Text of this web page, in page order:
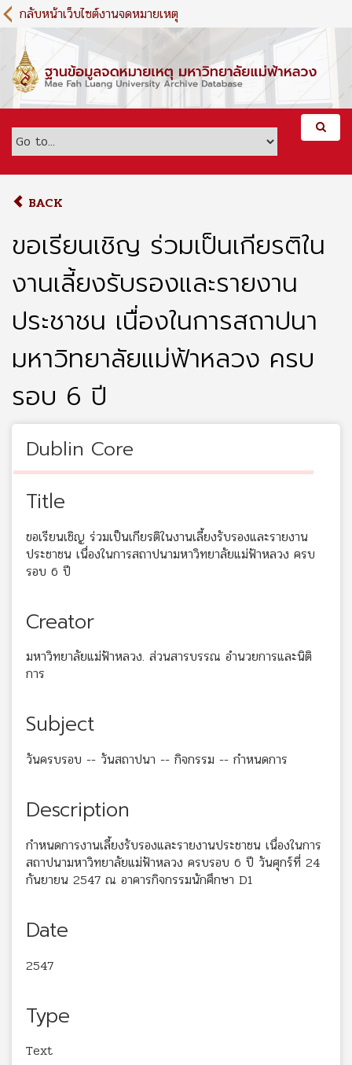
S
k
m
c
กลับหน้าเว็บไซต์งานจดหมายเหตุ
BACK
ขอเรียนเชิญ ร่วมเป็นเกียรติใน
งานเลี้ยงรับรองและรายงาน
ประชาชน เนื่องในการสถาปนา
มหาวิทยาลัยแม่ฟ้าหลวง ครบ
รอบ 6 ปี
Dublin Core
Title
ขอเรียนเชิญ ร่วมเป็นเกียรติในงานเลี้ยงรับรองและรายงาน
ประชาชน เนื่องในการสถาปนามหาวิทยาลัยแม่ฟ้าหลวง ครบ
รอบ 6 ปี
Creator
มหาวิทยาลัยแม่ฟ้าหลวง. ส่วนสารบรรณ อำนวยการและนิติ
การ
Subject
วันครบรอบ -- วันสถาปนา -- กิจกรรม -- กำหนดการ
Description
กำหนดการงานเลี้ยงรับรองและรายงานประชาชน เนื่องในการ
สถาปนามหาวิทยาลัยแม่ฟ้าหลวง ครบรอบ 6 ปี วันศุกร์ที่ 24
กันยายน 2547 ณ อาคารกิจกรรมนักศึกษา D1
Date
2547
Type
Text